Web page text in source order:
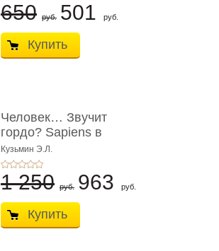
650 руб. 501 руб.
Купить
Человек… Звучит
гордо? Sapiens в
тенётах социума � ...
Кузьмин Э.Л.
1 250 руб. 963 руб.
Купить